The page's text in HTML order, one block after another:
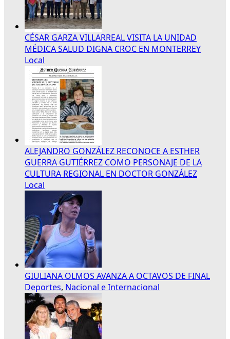
CÉSAR GARZA VILLARREAL VISITA LA UNIDAD
MÉDICA SALUD DIGNA CROC EN MONTERREY
Local
ALEJANDRO GONZÁLEZ RECONOCE A ESTHER
GUERRA GUTIÉRREZ COMO PERSONAJE DE LA
CULTURA REGIONAL EN DOCTOR GONZÁLEZ
Local
GIULIANA OLMOS AVANZA A OCTAVOS DE FINAL
Deportes, Nacional e Internacional